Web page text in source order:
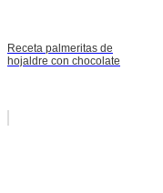
Receta palmeritas de
hojaldre con chocolate